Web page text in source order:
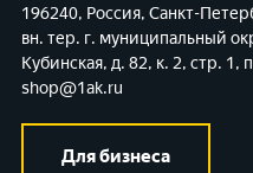
196240, Россия, Санкт-
вн. тер. г. муниципальный
Кубинская, д. 82, к. 2, стр.
shop@1ak.ru
Для бизнеса